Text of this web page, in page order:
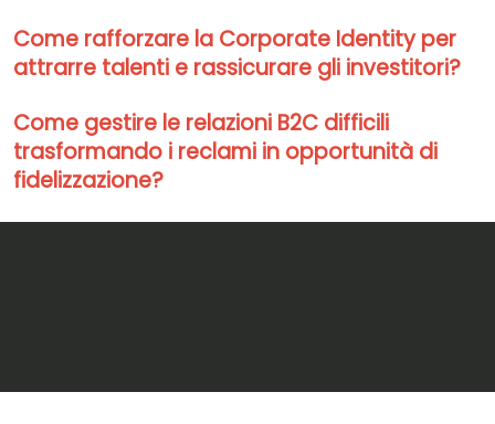
Come rafforzare la Corporate Identity per
attrarre talenti e rassicurare gli investitori?
Come gestire le relazioni B2C difficili
trasformando i reclami in opportunità di
fidelizzazione?